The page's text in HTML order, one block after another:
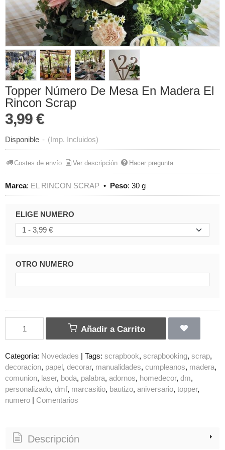
Topper Número De Mesa En Madera El
Rincon Scrap
3,99 €
Disponible - (Imp. Incluidos)
Costes de envío Ver descripción Hacer pregunta
Marca: EL RINCON SCRAP • Peso: 30 g
ELIGE NUMERO
OTRO NUMERO
Añadir a Carrito
Categoría: Novedades | Tags: scrapbook scrapbooking scrap
decoracion papel decorar manualidades cumpleanos madera
comunion laser boda palabra adornos homedecor dm
personalizado dmf marcasitio bautizo aniversario topper
numero | Comentarios
Descripción